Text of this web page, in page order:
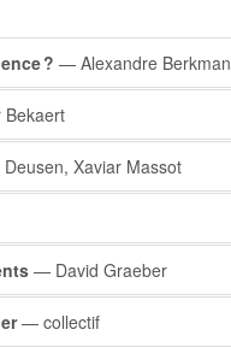
? — Alexandre Berkman
Xaviar Massot
— David Graeber
— collectif